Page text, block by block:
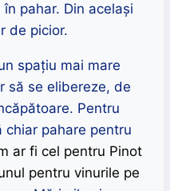
pahar. Din același
de picior.
spațiu mai mare
să se elibereze, de
Pentru
pahare pentru
ar fi cel pentru Pinot
pentru vinurile pe